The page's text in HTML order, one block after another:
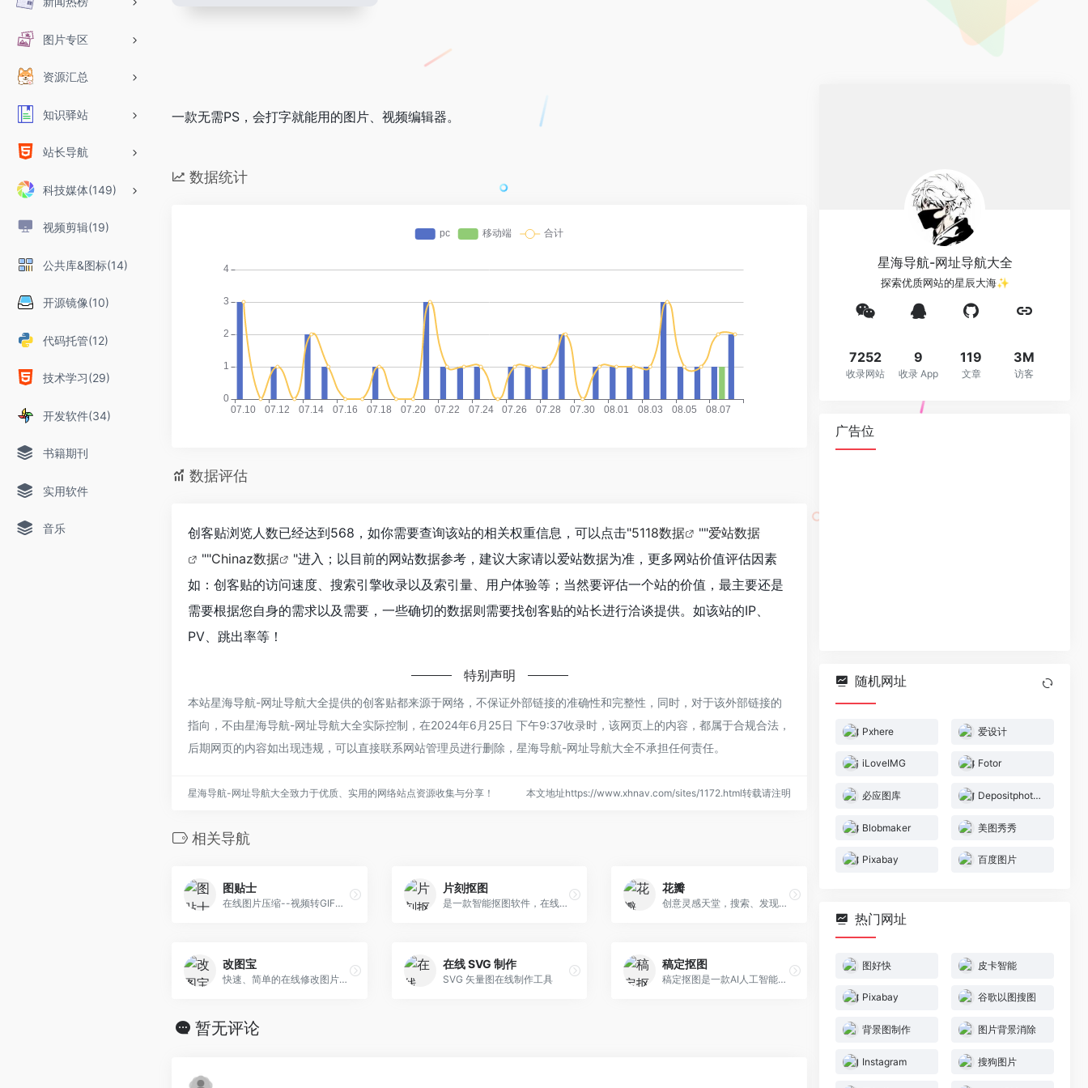
图片专区
资源汇总
知识驿站
站长导航
科技媒体(149)
视频剪辑(19)
公共库&图标(14)
开源镜像(10)
代码托管(12)
技术学习(29)
开发软件(34)
书籍期刊
实用软件
音乐
一款无需PS，会打字就能用的图片、视频编辑器。
数据统计
数据评估
创客贴浏览人数已经达到568，如你需要查询该站的相关权重信息，可以点击"5118数据 ""爱站数据
""Chinaz数据
"进入；以目前的网站数据参考，建议大家请以爱站数据为准，更多网站价值评估因素
如：创客贴的访问速度、搜索引擎收录以及索引量、用户体验等；当然要评估一个站的价值，最主要还是
需要根据您自身的需求以及需要，一些确切的数据则需要找创客贴的站长进行洽谈提供。如该站的IP、
PV、跳出率等！
特别声明
本站星海导航-网址导航大全提供的创客贴都来源于网络，不保证外部链接的准确性和完整性，同时，对于该外部链接的
指向，不由星海导航-网址导航大全实际控制，在2024年6月25日 下午9:37收录时，该网页上的内容，都属于合规合法，
后期网页的内容如出现违规，可以直接联系网站管理员进行删除，星海导航-网址导航大全不承担任何责任。
星海导航-网址导航大全致力于优质、实用的网络站点资源收集与分享！ 本文地址https://www.xhnav.com/sites/1172.html转载请注明
相关导航
图贴士
在线图片压缩--视频转GIF软件--GIF裁剪合成工具
片刻抠图
是一款智能抠图软件，在线一键抠图
花瓣
创意灵感天堂，搜索、发现设计灵感、设计素材
改图宝
快速、简单的在线修改图片工具
在线 SVG 制作
SVG 矢量图在线制作工具
稿定抠图
稿定抠图是一款AI人工智能在线自动抠图工具,3秒一键抠图
暂无评论
星海导航-网址导航大全
探索优质网站的星辰大海✨
7252
收录网站
9
收录 App
119
文章
3M
访客
广告位
随机网址
Pxhere 爱设计
iLoveIMG Fotor
必应图库 Depositphotos
Blobmaker 美图秀秀
Pixabay 百度图片
热门网址
图好快 皮卡智能
Pixabay 谷歌以图搜图
背景图制作 图片背景消除
Instagram 搜狗图片